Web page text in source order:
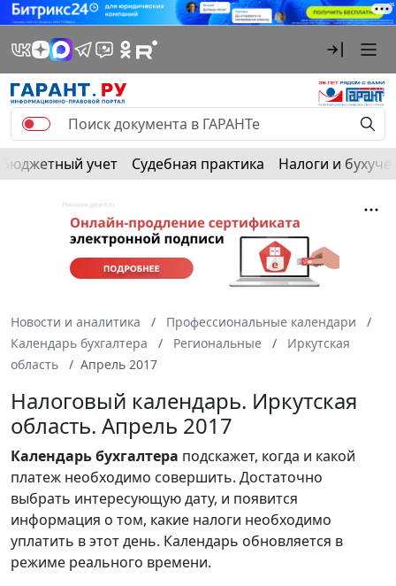
Бюджетный учет Судебная практика Налоги и
Новости и аналитика
Профессиональные календари
Календарь бухгалтера
Региональные
Иркутская
область
Апрель 2017
Налоговый календарь. Иркутская
область. Апрель 2017
Календарьбухгалтера подскажет, когда и какой
платеж необходимо совершить. Достаточно
выбрать интересующую дату, и появится
информация о том, какие налоги необходимо
уплатить в этот день. Календарь обновляется в
режиме реального времени.